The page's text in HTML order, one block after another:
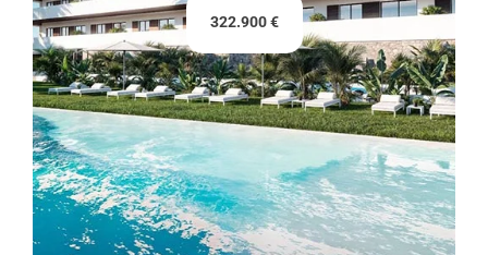
322.900 €